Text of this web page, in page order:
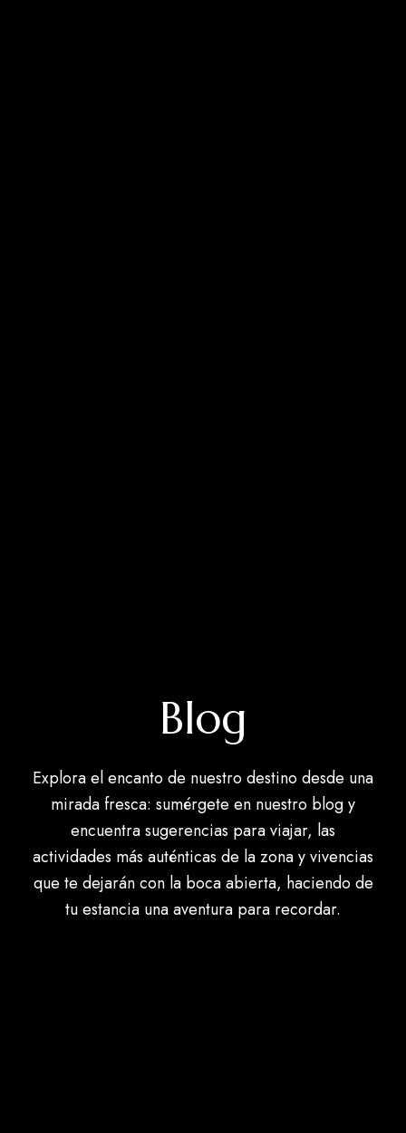
Blog
Explora el encanto de nuestro destino desde una
mirada fresca: sumérgete en nuestro blog y
encuentra sugerencias para viajar, las
actividades más auténticas de la zona y vivencias
que te dejarán con la boca abierta, haciendo de
tu estancia una aventura para recordar.